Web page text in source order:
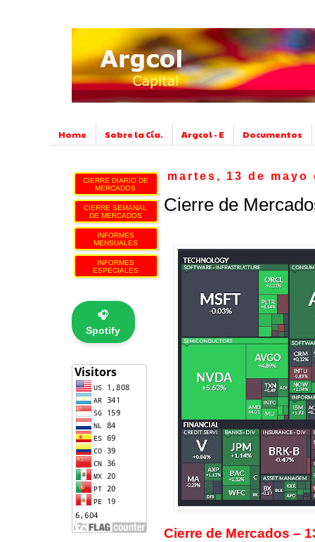
Home Sobre la Cía. Argcol - E Documentos
martes, 13 de mayo
Cierre de
Cierre de Mercados –
CIERRE DIARIO DE
MERCADOS
CIERRE SEMANAL
DE MERCADOS
INFORMES
MENSUALES
INFORMES
ESPECIALES
🎧
Spotify